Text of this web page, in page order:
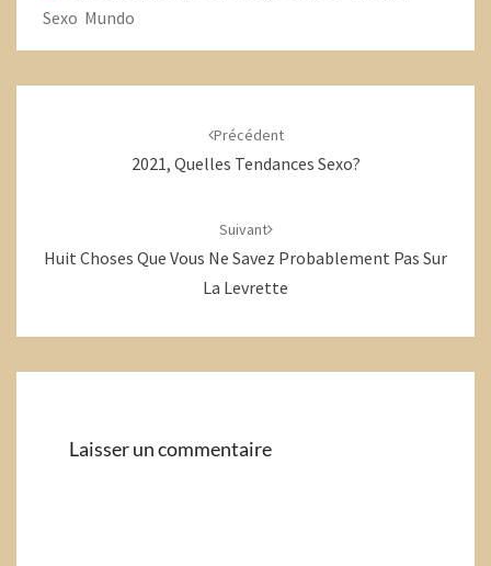
Sexo Mundo
Précédent
2021, Quelles Tendances Sexo?
Suivant
Huit Choses Que Vous Ne Savez Probablement Pas Sur
La Levrette
Laisser un commentaire